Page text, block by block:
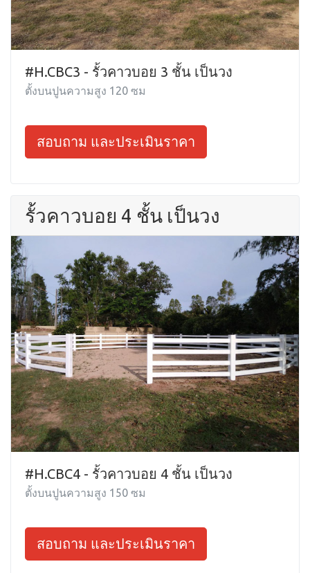
#H.CBC3 - รั้วคาวบอย 3 ชั้น เป็นวง
ตั้งบนปูนความสูง 120 ซม
สอบถาม และประเมินราคา
รั้วคาวบอย 4 ชั้น เป็นวง
#H.CBC4 - รั้วคาวบอย 4 ชั้น เป็นวง
ตั้งบนปูนความสูง 150 ซม
สอบถาม และประเมินราคา